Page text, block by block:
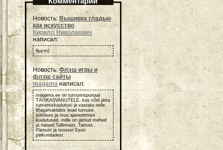
Новость:Вышивка гладью
как искусство
Кирилл Николаевич
написал:
Круто)
Новость: Флэш игры и
флэш сайты
magamaнаписал:
magama.ee on tutvumisportaal
TÄISKASVANUTELE, kus võid jätta
tutvumiskuulutusi ja vastata neile.
Magamaklubis leiad tutvuse,
suhtluse ja muu ajaveetmise
kuulutused, mille on jätnud mehed
ja naised Tallinnast, Tartust ,
Pärnust ja teistest Eesti
piirkondadest.